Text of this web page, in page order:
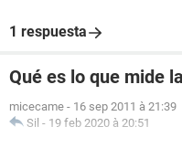
1 respuesta
Qué es lo que mide
micecame - 16 sep 2011 à 21:39
Sil - 19 feb 2020 à 20:51